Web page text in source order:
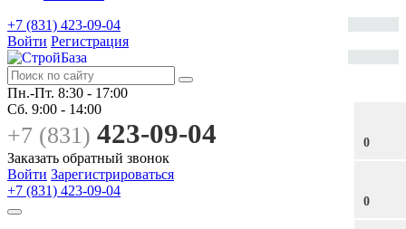
0
0
+7 (831) 423-09-04
Войти Регистрация
Пн.-Пт. 8:30 - 17:00
Сб. 9:00 - 14:00
+7 (831) 423-09-04
Заказать обратный звонок
Войти Зарегистрироваться
+7 (831) 423-09-04